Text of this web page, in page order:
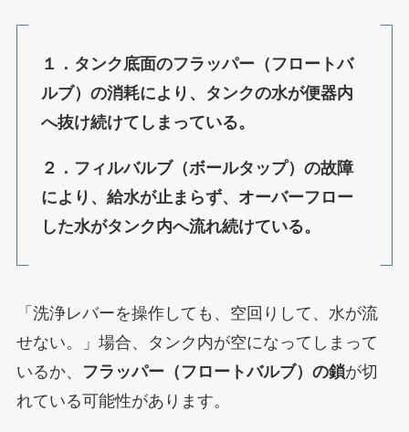
１．タンク底面のフラッパー（フロートバ
ルブ）の消耗により、タンクの水が便器内
へ抜け続けてしまっている。
２．フィルバルブ（ボールタップ）の故障
により、給水が止まらず、オーバーフロー
した水がタンク内へ流れ続けている。
「洗浄レバーを操作しても、空回りして、水が流
せない。」場合、タンク内が空になってしまって
いるか、
フラッパー（フロートバルブ）の鎖が切
れている可能性があります。